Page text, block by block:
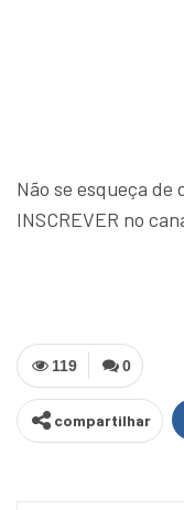
Não se esqueça de
INSCREVER no
0
119
compartilhar